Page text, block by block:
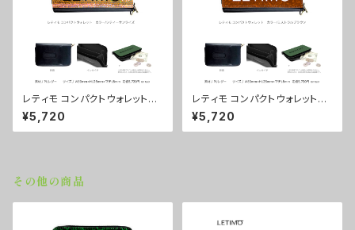
レティモ コンパクトウォレット
カラー/シティーサンライズ ■
配送まで3週間
¥5,720
レティモ コンパクトウォレット
カラー/ミストラルブラウン ■
配送まで3週間
¥5,720
その他の商品